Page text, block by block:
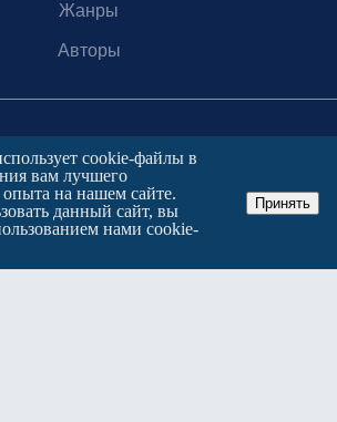
Жанры
Авторы
2026, «Горком36», 16+
материалов с сайта
гиперссылка на источник.
cookie-файлы в
вам лучшего
опыта на нашем сайте.
данный сайт, вы
нами cookie-
Принять